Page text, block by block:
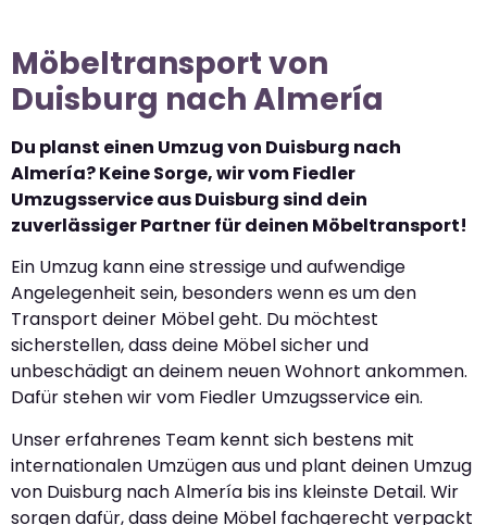
Möbeltransport von
Duisburg nach Almería
Du planst einen Umzug von Duisburg nach
Almería? Keine Sorge, wir vom Fiedler
Umzugsservice aus Duisburg sind dein
zuverlässiger Partner für deinen Möbeltransport!
Ein Umzug kann eine stressige und aufwendige
Angelegenheit sein, besonders wenn es um den
Transport deiner Möbel geht. Du möchtest
sicherstellen, dass deine Möbel sicher und
unbeschädigt an deinem neuen Wohnort ankommen.
Dafür stehen wir vom Fiedler Umzugsservice ein.
Unser erfahrenes Team kennt sich bestens mit
internationalen Umzügen aus und plant deinen Umzug
von Duisburg nach Almería bis ins kleinste Detail. Wir
sorgen dafür, dass deine Möbel fachgerecht verpackt